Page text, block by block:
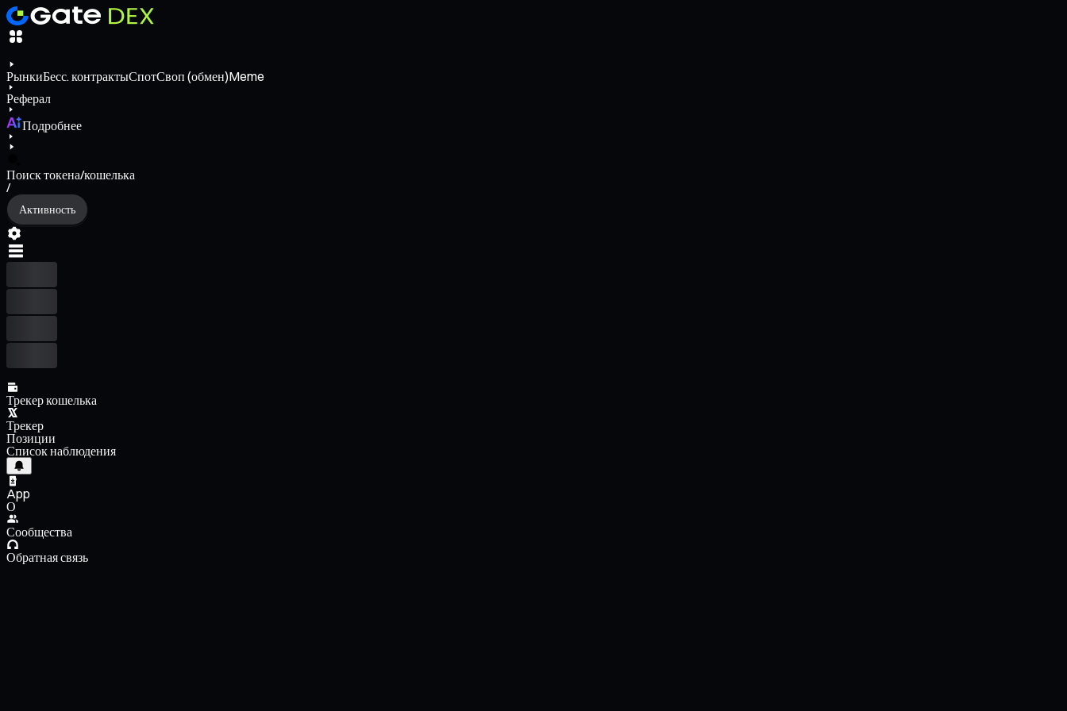
РынкиБесс. контрактыСпотСвоп (обмен)Meme
Реферал
Подробнее
Поиск токена/кошелька
/
Активность
Трекер кошелька
Трекер
Позиции
Список наблюдения
App
О
Сообщества
Обратная связь